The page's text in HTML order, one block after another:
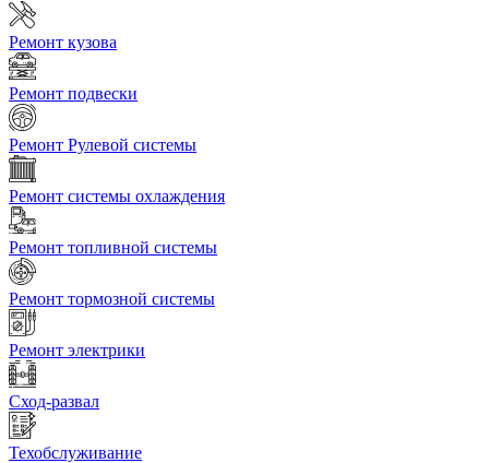
Ремонт кузова
Ремонт подвески
Ремонт Рулевой системы
Ремонт системы охлаждения
Ремонт топливной системы
Ремонт тормозной системы
Ремонт электрики
Сход-развал
Техобслуживание